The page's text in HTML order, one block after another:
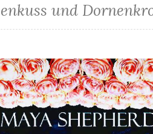
und
*Rezension* -> Die Grimm-Chroniken – Rosenkuss und Dornenkrone (15) von Maya Shepherd